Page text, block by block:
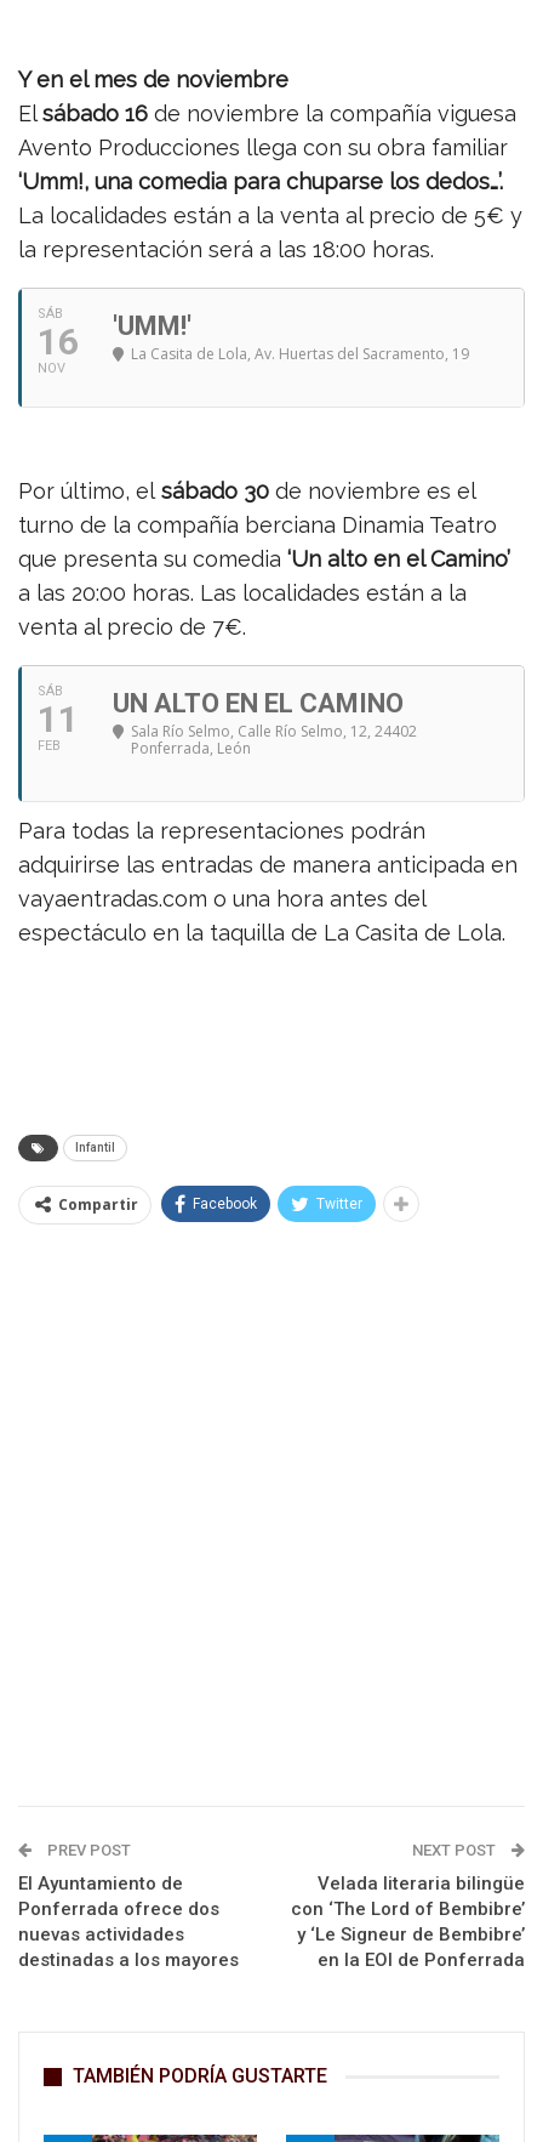
Y en el mes de noviembre
Elsábado 16 de noviembre la compañía viguesa
Avento Producciones llega con su obra familiar
‘Umm!, una comedia para chuparse los dedos…’.
La localidades están a la venta al precio de 5€ y
la representación será a las 18:00 horas.
SÁB
16
NOV
'UMM!'
La Casita de Lola, Av. Huertas del Sacramento, 19
Por último, el sábado 30 de noviembre es el
turno de la compañía berciana Dinamia Teatro
que presenta su comedia ‘Un alto en el Camino’
a las 20:00 horas. Las localidades están a la
venta al precio de 7€.
SÁB
11
FEB
UN ALTO EN EL CAMINO
Sala Río Selmo, Calle Río Selmo, 12, 24402
Ponferrada, León
Para todas la representaciones podrán
adquirirse las entradas de manera anticipada en
vayaentradas.com o una hora antes del
espectáculo en la taquilla de La Casita de Lola.
Infantil
Compartir Facebook Twitter
PREV POST
El Ayuntamiento de
Ponferrada ofrece dos
nuevas actividades
destinadas a los mayores
NEXT POST
Velada literaria bilingüe
con ‘The Lord of Bembibre’
y ‘Le Signeur de Bembibre’
en la EOI de Ponferrada
TAMBIÉN PODRÍA GUSTARTE